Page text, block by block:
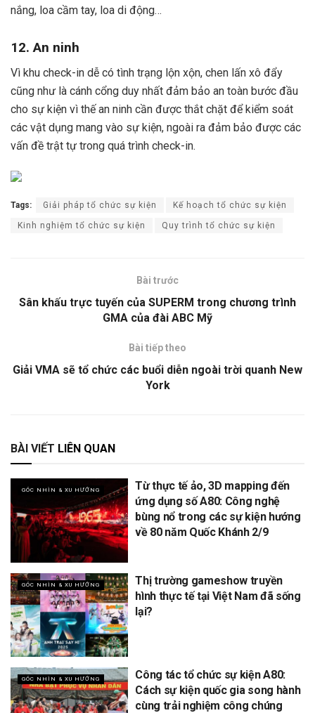
nắng, loa cầm tay, loa di động…
12. An ninh
Vì khu check-in dễ có tình trạng lộn xộn, chen lấn xô đẩy
cũng như là cánh cổng duy nhất đảm bảo an toàn bước đầu
cho sự kiện vì thế an ninh cần được thắt chặt để kiểm soát
các vật dụng mang vào sự kiện, ngoài ra đảm bảo được các
vấn đề trật tự trong quá trình check-in.
Tags: Giải pháp tổ chức sự kiện Kế hoạch tổ chức sự kiện
Kinh nghiệm tổ chức sự kiện Quy trình tổ chức sự kiện
Bài trước
Sân khấu trực tuyến của SUPERM trong chương trình
GMA của đài ABC Mỹ
Bài tiếp theo
Giải VMA sẽ tổ chức các buổi diễn ngoài trời quanh New
York
BÀI VIẾT LIÊN QUAN
GÓC NHÌN & XU HƯỚNG
Từ thực tế ảo, 3D mapping đến
ứng dụng số A80: Công nghệ
bùng nổ trong các sự kiện hướng
về 80 năm Quốc Khánh 2/9
GÓC NHÌN & XU HƯỚNG
Thị trường gameshow truyền
hình thực tế tại Việt Nam đã sống
lại?
GÓC NHÌN & XU HƯỚNG
Công tác tổ chức sự kiện A80:
Cách sự kiện quốc gia song hành
cùng trải nghiệm công chúng